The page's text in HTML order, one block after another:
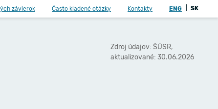
závierok Často kladené otázky Kontakty ENG SK
Zdroj údajov: ŠÚSR,
aktualizované: 30.06.2026